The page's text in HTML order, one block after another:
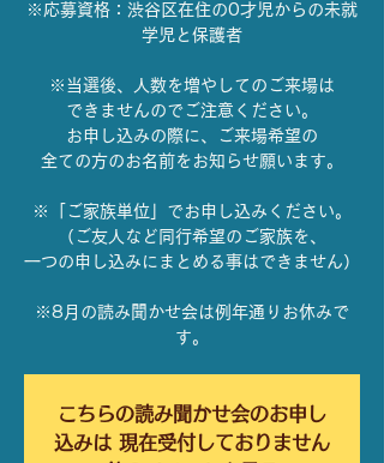
※応募資格：渋谷区在住の0才児からの未就
学児と保護者
※当選後、人数を増やしてのご来場は
できませんのでご注意ください。
お申し込みの際に、ご来場希望の
全ての方のお名前をお知らせ願います。
※「ご家族単位」でお申し込みください。
（ご友人など同行希望のご家族を、
一つの申し込みにまとめる事はできません）
※8月の読み聞かせ会は例年通りお休みで
す。
こちらの読み聞かせ会のお申し
込みは 現在受付しておりません